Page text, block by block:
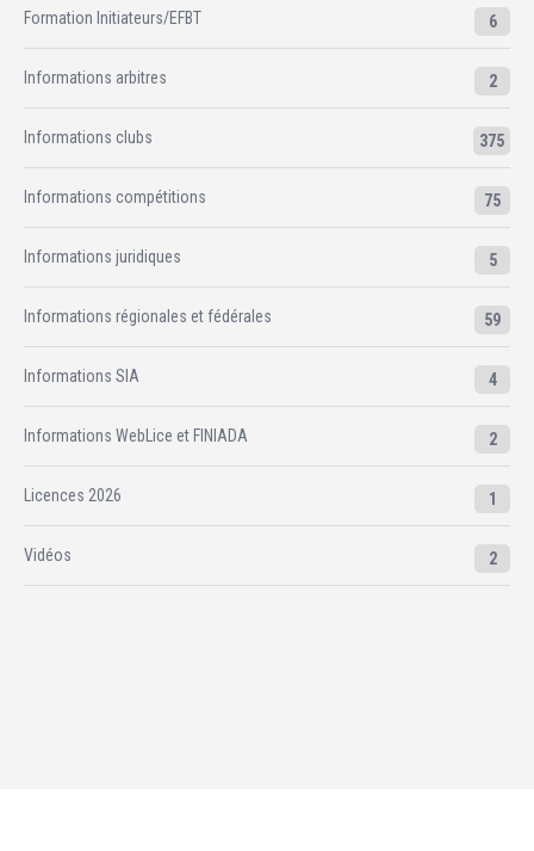
Formation Initiateurs/EFBT 6
Informations arbitres 2
Informations clubs 375
Informations compétitions 75
Informations juridiques 5
Informations régionales et fédérales 59
Informations SIA 4
Informations WebLice et FINIADA 2
Licences 2026 1
Vidéos 2